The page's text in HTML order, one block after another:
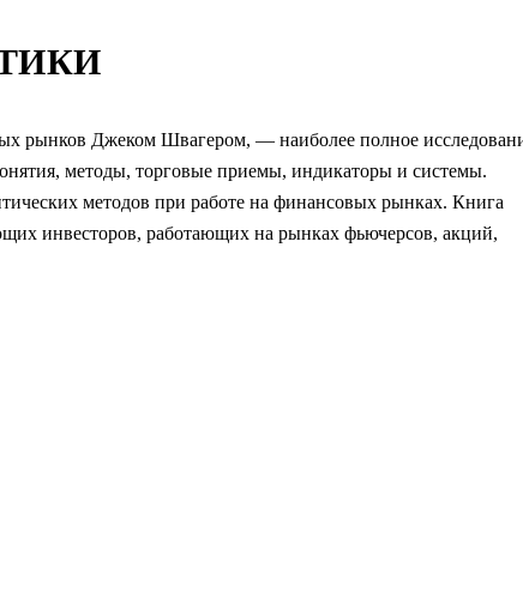
рынков Джеком Швагером, — наиболее полное
методы, торговые приемы, индикаторы и системы.
методов при работе на финансовых рынках. Книга
инвесторов, работающих на рынках фьючерсов, акций,